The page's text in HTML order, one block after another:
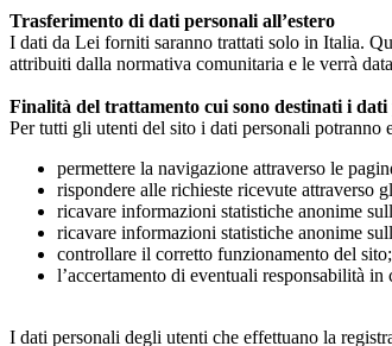
Trasferimento di dati personali all’estero
I dati da Lei forniti saranno trattati solo in Italia.
attribuiti dalla normativa comunitaria e le verrà
Finalità del trattamento cui sono destinati i dati
Per tutti gli utenti del sito i dati personali potranno
permettere la navigazione attraverso le
rispondere alle richieste ricevute attraverso
ricavare informazioni statistiche anonime
ricavare informazioni statistiche anonime
controllare il corretto funzionamento del sito;
l’accertamento di eventuali responsabilità
I dati personali degli utenti che effettuano la